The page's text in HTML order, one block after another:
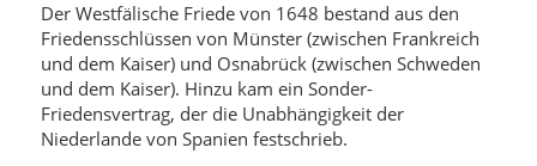
Der Westfälische Friede von 1648 bestand aus den
Friedensschlüssen von Münster (zwischen Frankreich
und dem Kaiser) und Osnabrück (zwischen Schweden
und dem Kaiser). Hinzu kam ein Sonder-
Friedensvertrag, der die Unabhängigkeit der
Niederlande von Spanien festschrieb.